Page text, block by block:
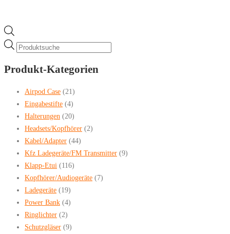
Products
Produkt-Kategorien
Airpod Case (21)
Eingabestifte (4)
Halterungen (20)
Headsets/Kopfhörer (2)
Kabel/Adapter (44)
Kfz Ladegeräte/FM Transmitter (9)
Klapp-Etui (116)
Kopfhörer/Audiogeräte (7)
Ladegeräte (19)
Power Bank (4)
Ringlichter (2)
Schutzgläser (9)